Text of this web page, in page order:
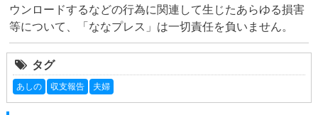
ウンロードするなどの行為に関連して生じたあらゆる損害
等について、「ななプレス」は一切責任を負いません。
タグ
あしの 収支報告 夫婦